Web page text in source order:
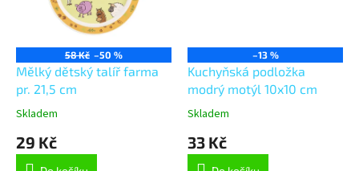
58 Kč –50 %
Mělký dětský talíř farma
pr. 21,5 cm
Skladem
29 Kč
–13 %
Kuchyňská podložka
modrý motýl 10x10 cm
Skladem
33 Kč